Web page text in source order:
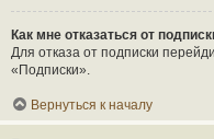
Как мне отказаться от
Для отказа от подписки
«Подписки».
Вернуться к началу